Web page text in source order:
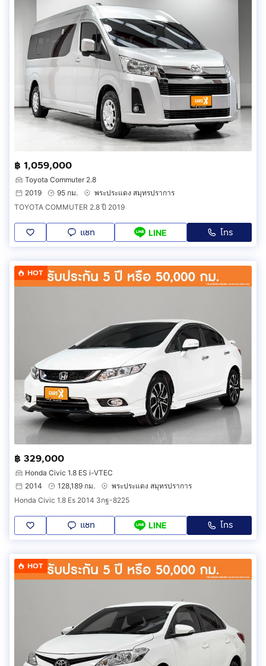
฿ 1,059,000
Toyota Commuter 2.8
2019
95 กม.
พระประแดง สมุทรปราการ
TOYOTA COMMUTER 2.8 ปี 2019
แชท LINE โทร
HOT
฿ 329,000
Honda Civic 1.8 ES i-VTEC
2014
128,189 กม.
พระประแดง สมุทรปราการ
Honda Civic 1.8 Es 2014 3กฐ-8225
แชท LINE โทร
HOT